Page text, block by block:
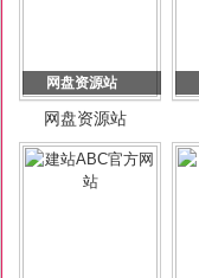
网盘资源站
网盘资源站